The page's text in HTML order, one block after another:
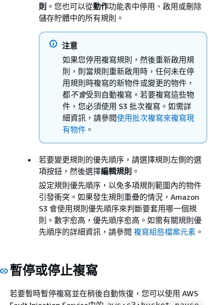
則 。您也可以從動作功能表中停用、啟用或刪除
儲存貯體中的所有規則。
注意
如果您停用複寫規則，然後重新啟用規
則，則當規則重新啟用時，任何未在停
用規則時複寫的新物件或變更的物件，
都不會受到自動複寫。若要複寫這些物
件，您必須使用 S3 批次複寫。如需詳
細資訊，請參閱使用批次複寫來複寫現
有物件 。
若要變更規則的優先順序，請選擇規則左側的選
項按鈕，然後選擇編輯規則 。
設定規則優先順序，以免多項規則範圍內的物件
引發衝突。如果發生規則重疊的情況，Amazon
S3 會使用規則優先順序來判斷要套用哪一個規
則。數字愈高，優先順序愈高。如需有關規則優
先順序的詳細資訊，請參閱 複寫組態檔案元素 。
暫停或停止複寫
若要暫時暫停複寫並在稍後自動恢復，您可以使用 AWS